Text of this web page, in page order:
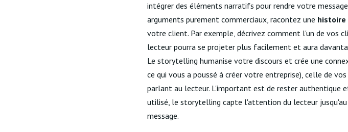
intégrer des éléments narratifs pour rendre votre
arguments purement commerciaux, racontez une histoire
votre client. Par exemple, décrivez comment l'un de vos
lecteur pourra se projeter plus facilement et aura
Le storytelling humanise votre discours et crée une
ce qui vous a poussé à créer votre entreprise), celle de
parlant au lecteur. L'important est de rester authentique
utilisé, le storytelling capte l'attention du lecteur
message.